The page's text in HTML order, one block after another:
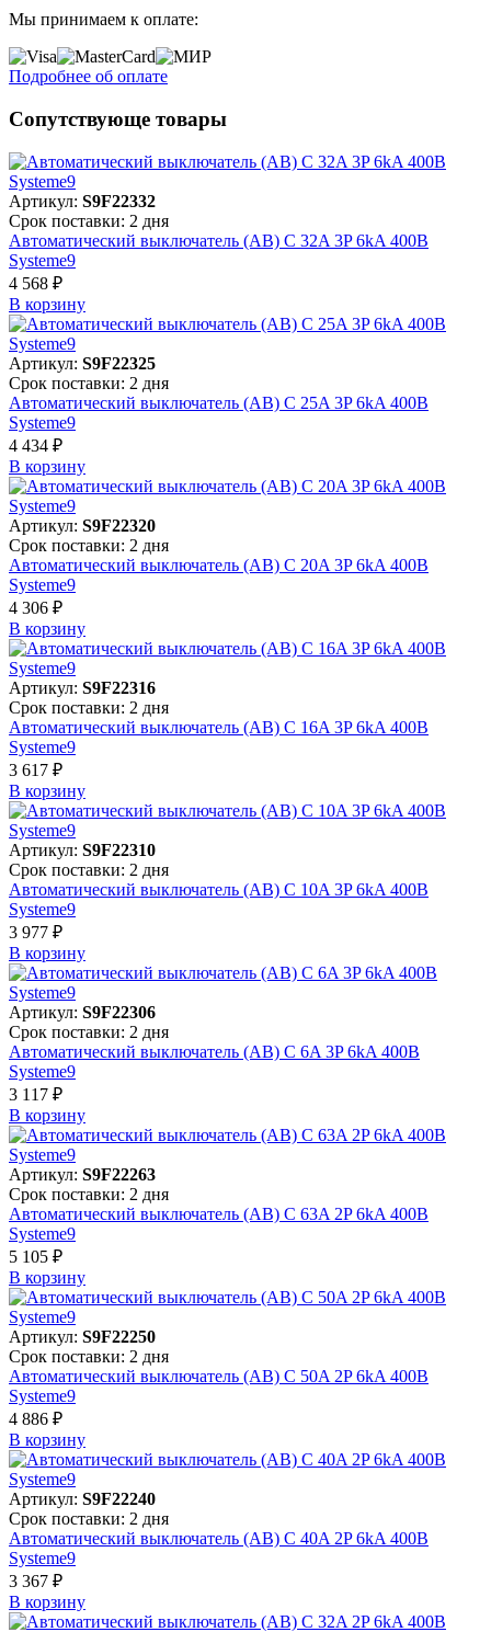
Мы принимаем к оплате:
Подробнее об оплате
Сопутствующе товары
Артикул: S9F22332
Срок поставки: 2 дня
Автоматический выключатель (АВ) C 32A 3P 6kA 400В
Systeme9
4 568 ₽
В корзинy
Артикул: S9F22325
Срок поставки: 2 дня
Автоматический выключатель (АВ) C 25A 3P 6kA 400В
Systeme9
4 434 ₽
В корзинy
Артикул: S9F22320
Срок поставки: 2 дня
Автоматический выключатель (АВ) C 20A 3P 6kA 400В
Systeme9
4 306 ₽
В корзинy
Артикул: S9F22316
Срок поставки: 2 дня
Автоматический выключатель (АВ) C 16A 3P 6kA 400В
Systeme9
3 617 ₽
В корзинy
Артикул: S9F22310
Срок поставки: 2 дня
Автоматический выключатель (АВ) C 10A 3P 6kA 400В
Systeme9
3 977 ₽
В корзинy
Артикул: S9F22306
Срок поставки: 2 дня
Автоматический выключатель (АВ) C 6A 3P 6kA 400В
Systeme9
3 117 ₽
В корзинy
Артикул: S9F22263
Срок поставки: 2 дня
Автоматический выключатель (АВ) C 63A 2P 6kA 400В
Systeme9
5 105 ₽
В корзинy
Артикул: S9F22250
Срок поставки: 2 дня
Автоматический выключатель (АВ) C 50A 2P 6kA 400В
Systeme9
4 886 ₽
В корзинy
Артикул: S9F22240
Срок поставки: 2 дня
Автоматический выключатель (АВ) C 40A 2P 6kA 400В
Systeme9
3 367 ₽
В корзинy